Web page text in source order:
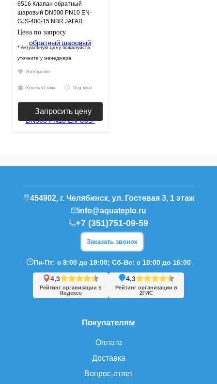
6516 Клапан обратный
шаровый DN500 PN10 EN-
GJS-400-15 NBR JAFAR
Цена по запросу
* Актуальную цену пожалуйста
уточните у менеджера
В избранное
Купить в 1 клик Под заказ
Запросить цену
Покупателям
Оплата
Доставка
Вопрос-ответ
454902, г. Челябинск, ул. Гостевая 3, 1 этаж
info@aquateplo.ru
+7 (351)751-09-59
Заказать звонок
Пн-Пт: с 9:00 до 19:00; Сб-Вс: с 10:00 до 16:00
4,3
Рейтинг организации в
Яндексе
4,3
Рейтинг организации в
2ГИС